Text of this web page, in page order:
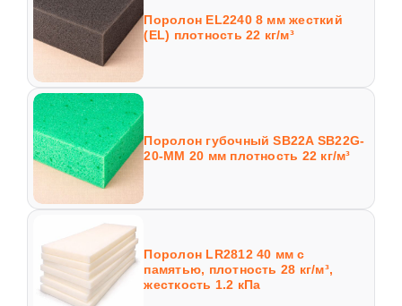
Поролон EL2240 8 мм жесткий
(EL) плотность 22 кг/м³
Поролон губочный SB22A SB22G-
20-MM 20 мм плотность 22 кг/м³
Поролон LR2812 40 мм с
памятью, плотность 28 кг/м³,
жесткость 1.2 кПа